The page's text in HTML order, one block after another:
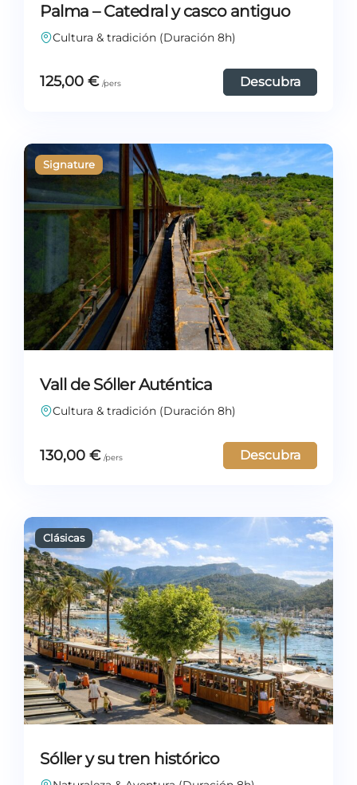
Palma – Catedral y casco antiguo
Cultura & tradición (Duración 8h)
125,00 € Descubra
Vall de Sóller Auténtica
Cultura & tradición (Duración 8h)
130,00 € Descubra
Sóller y su tren histórico